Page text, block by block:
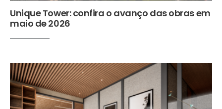
Unique Tower: confira o avanço das obras em
maio de 2026